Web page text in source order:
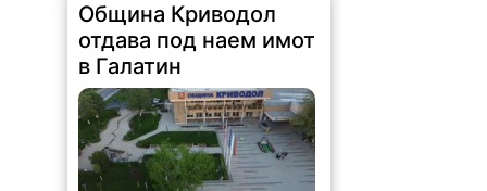
Община Криводол
отдава под наем имот
в Галатин